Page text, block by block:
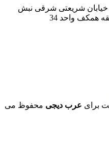
خیابان شریعتی شرقی نبش
همکف واحد 34
برای عرب دیجی محفوظ می